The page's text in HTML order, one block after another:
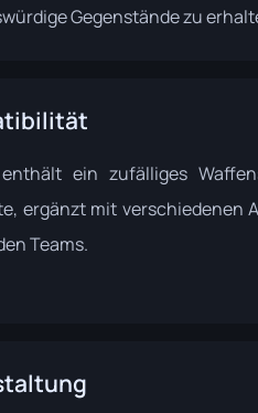
Gegenstände zu
ein zufälliges
ergänzt mit verschiedenen
Teams.